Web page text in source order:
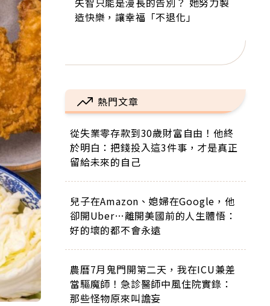
造快樂，讓幸福「不退化」
36年 「台灣是我的家，我連作夢都
樂！「蛋黃哥小丑」走進安養院，
最年長羽球選手，分享長壽的秘密
小提琴還登上小巨蛋！連CNN都大
熱門文章
從失業零存款到30歲財富自由！他終
於明白：把錢投入這3件事，才是真正
留給未來的自己
兒子在Amazon、媳婦在Google，他
卻開Uber…離開美國前的人生體悟：
好的壞的都不會永遠
農曆7月鬼門開第二天，我在ICU兼差
當驅魔師！急診醫師中風住院實錄：
那些怪物原來叫譫妄